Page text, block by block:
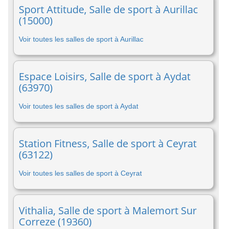
Sport Attitude, Salle de sport à Aurillac
(15000)
Voir toutes les salles de sport à Aurillac
Espace Loisirs, Salle de sport à Aydat
(63970)
Voir toutes les salles de sport à Aydat
Station Fitness, Salle de sport à Ceyrat
(63122)
Voir toutes les salles de sport à Ceyrat
Vithalia, Salle de sport à Malemort Sur
Correze (19360)